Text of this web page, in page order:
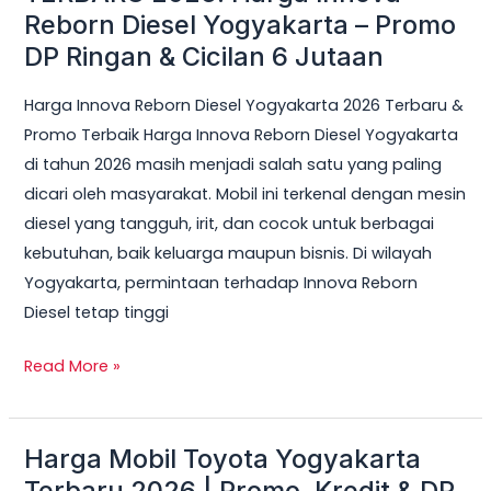
Reborn Diesel Yogyakarta – Promo
DP Ringan & Cicilan 6 Jutaan
Harga Innova Reborn Diesel Yogyakarta 2026 Terbaru &
Promo Terbaik Harga Innova Reborn Diesel Yogyakarta
di tahun 2026 masih menjadi salah satu yang paling
dicari oleh masyarakat. Mobil ini terkenal dengan mesin
diesel yang tangguh, irit, dan cocok untuk berbagai
kebutuhan, baik keluarga maupun bisnis. Di wilayah
Yogyakarta, permintaan terhadap Innova Reborn
Diesel tetap tinggi
Cicilan
6
Read More »
Harga Mobil Toyota Yogyakarta
Harga
Mobil